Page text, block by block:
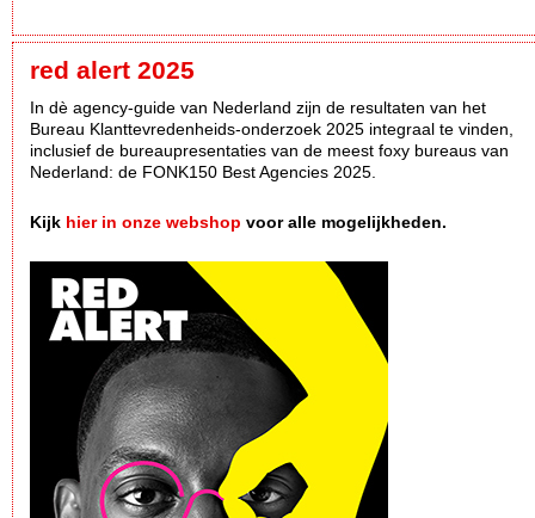
red alert 2025
In dè agency-guide van Nederland zijn de resultaten van het
Bureau Klanttevredenheids-onderzoek 2025 integraal te vinden,
inclusief de bureaupresentaties van de meest foxy bureaus van
Nederland: de FONK150 Best Agencies 2025.
Kijk hier in onze webshop voor alle mogelijkheden.